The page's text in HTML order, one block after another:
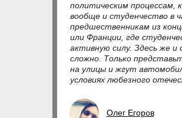
политическим процессам,
вообще и студенчество в
предшественникам из
или Франции, где
активную силу. Здесь же
сложно. Только
на улицы и жгут
условиях любезного
Олег Егоров